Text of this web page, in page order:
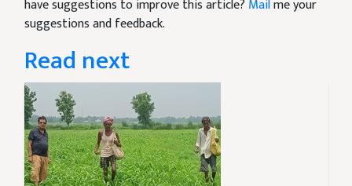
have suggestions to improve this article? Mailme your
suggestions and feedback.
Read next